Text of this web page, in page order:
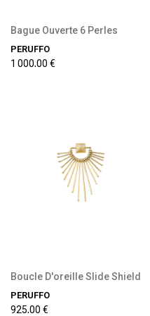
Bague Ouverte 6 Perles
PERUFFO
1 000,00 €
Boucle D'oreille Slide Shield
PERUFFO
925,00 €